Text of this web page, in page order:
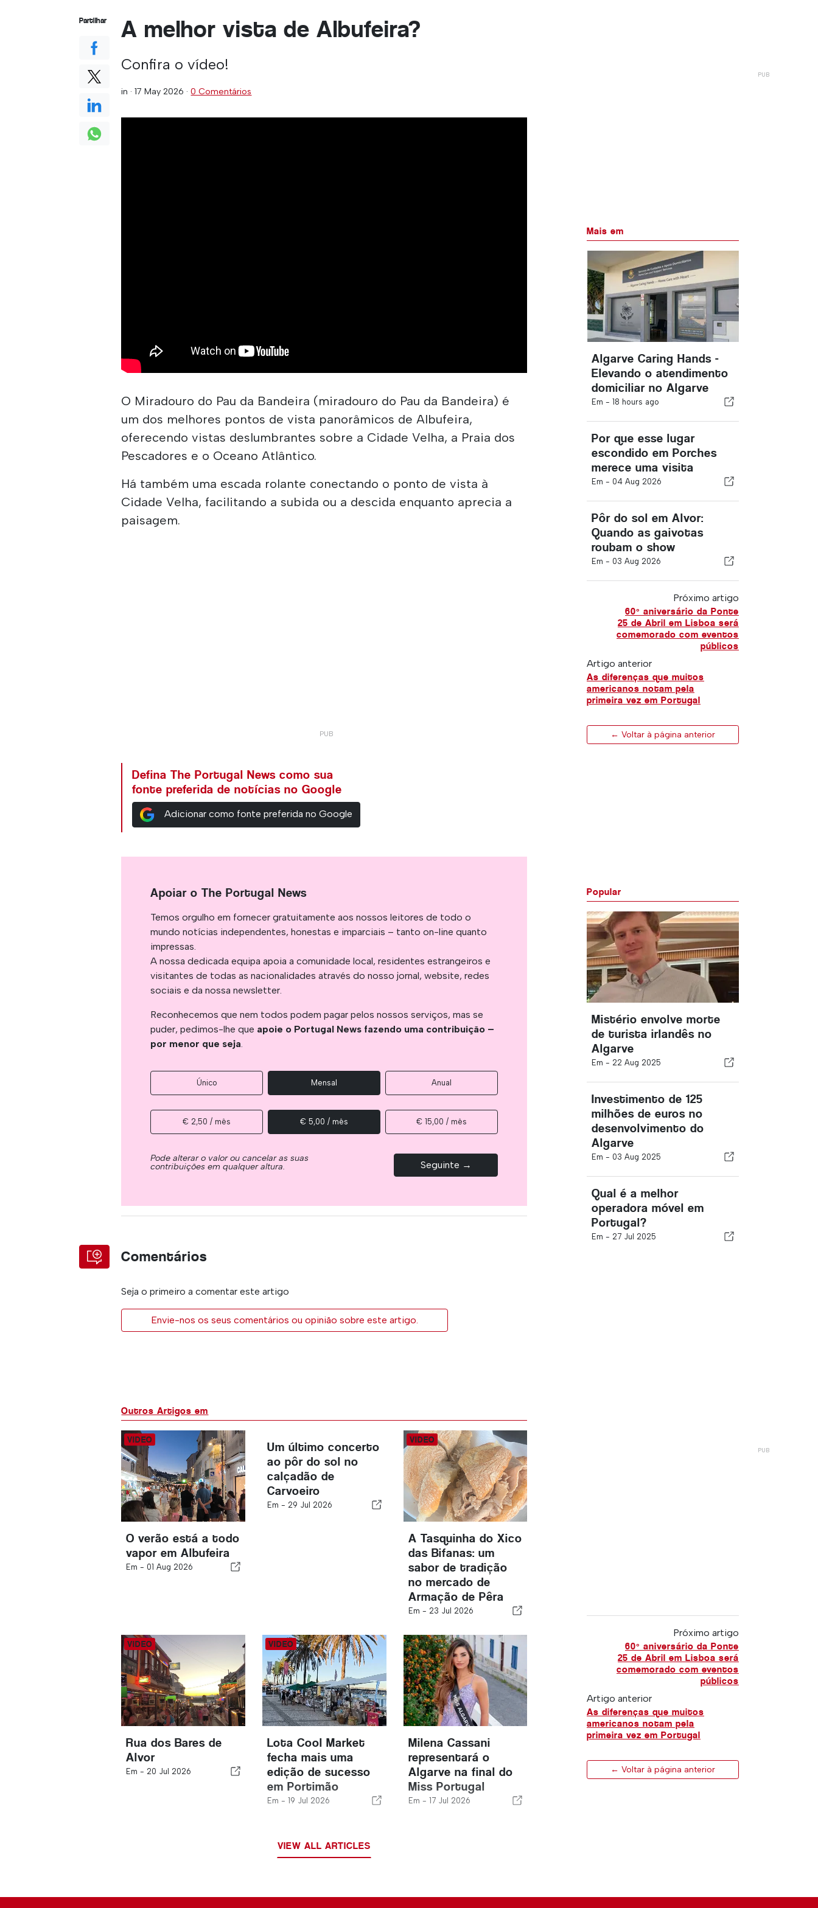
A melhor vista de Albufeira?
Confira o vídeo!
in ·17 May 2026 ·0 Comentários
O Miradouro do Pau da Bandeira (miradouro do Pau da Bandeira) é
um dos melhores pontos de vista panorâmicos de Albufeira,
oferecendo vistas deslumbrantes sobre a Cidade Velha, a Praia dos
Pescadores e o Oceano Atlântico.
Há também uma escada rolante conectando o ponto de vista à
Cidade Velha, facilitando a subida ou a descida enquanto aprecia a
paisagem.
Defina The Portugal News como sua
fonte preferida de notícias no Google
Adicionar como fonte preferida no Google
Partilhar
Mais em
Algarve Caring Hands -
Elevando o atendimento
domiciliar no Algarve
Em - 18 hours ago
Por que esse lugar
escondido em Porches
merece uma visita
Em - 04 Aug 2026
Pôr do sol em Alvor:
Quando as gaivotas
roubam o show
Em - 03 Aug 2026
Próximo artigo
60º aniversário da Ponte
25 de Abril em Lisboa será
comemorado com eventos
públicos
Artigo anterior
As diferenças que muitos
americanos notam pela
primeira vez em Portugal
← Voltar à página anterior
Apoiar o The Portugal News
Temos orgulho em fornecer gratuitamente aos nossos leitores de todo o
mundo notícias independentes, honestas e imparciais – tanto on-line quanto
impressas.
A nossa dedicada equipa apoia a comunidade local, residentes estrangeiros e
visitantes de todas as nacionalidades através do nosso jornal, website, redes
sociais e da nossa newsletter.
Reconhecemos que nem todos podem pagar pelos nossos serviços, mas se
puder, pedimos-lhe que apoie o Portugal News fazendo uma contribuição –
por menor que seja.
Único Mensal Anual
€ 2,50 / mês € 5,00 / mês € 15,00 / mês
Pode alterar o valor ou cancelar as suas
contribuições em qualquer altura. Seguinte →
Comentários
Seja o primeiro a comentar este artigo
Envie-nos os seus comentários ou opinião sobre este artigo.
Popular
Mistério envolve morte
de turista irlandês no
Algarve
Em - 22 Aug 2025
Investimento de 125
milhões de euros no
desenvolvimento do
Algarve
Em - 03 Aug 2025
Qual é a melhor
operadora móvel em
Portugal?
Em - 27 Jul 2025
Outros Artigos em
O verão está a todo
vapor em Albufeira
Em - 01 Aug 2026
Um último concerto
ao pôr do sol no
calçadão de
Carvoeiro
Em - 29 Jul 2026
A Tasquinha do Xico
das Bifanas: um
sabor de tradição
no mercado de
Armação de Pêra
Em - 23 Jul 2026
Rua dos Bares de
Alvor
Em - 20 Jul 2026
Lota Cool Market
fecha mais uma
edição de sucesso
em Portimão
Em -19 Jul 2026
Milena Cassani
representará o
Algarve na final do
Miss Portugal
Em - 17 Jul 2026
VIEW ALL ARTICLES
Próximo artigo
60º aniversário da Ponte
25 de Abril em Lisboa será
comemorado com eventos
públicos
Artigo anterior
As diferenças que muitos
americanos notam pela
primeira vez em Portugal
← Voltar à página anterior